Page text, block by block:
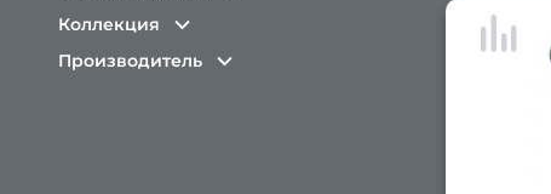
Коллекция
Производитель